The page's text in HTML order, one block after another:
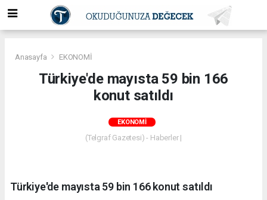
Anasayfa EKONOMİ
Türkiye'de mayısta 59 bin 166
konut satıldı
EKONOMİ
(Telgraf Gazetesi) - Haberler |
Türkiye'de mayısta 59 bin 166 konut satıldı